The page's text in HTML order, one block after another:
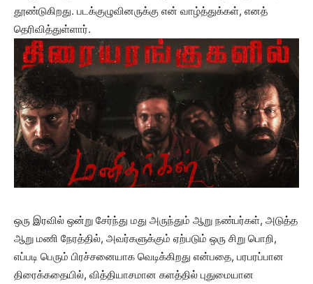
தூண்டுகிறது. படக்குழுவினருக்கு என் வாழ்த்துக்கள், எனத்
தெரிவித்துள்ளார்.
ஒரு இரவில் ஒன்று சேர்ந்து மது அருந்தும் ஆறு நண்பர்கள், அடுத்த
ஆறு மணி நேரத்தில், அவர்களுக்கும் ஏற்படும் ஒரு சிறு பொறி,
எப்படி பெரும் பிரச்சனையாக வெடிக்கிறது என்பதை, பரபரப்பான
திரைக்கதையில், வித்தியாசமான களத்தில் புதுமையான